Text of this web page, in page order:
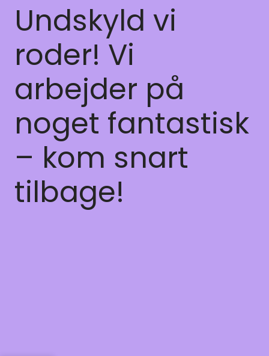
Undskyld vi
roder! Vi
arbejder på
noget fantastisk
– kom snart
tilbage!